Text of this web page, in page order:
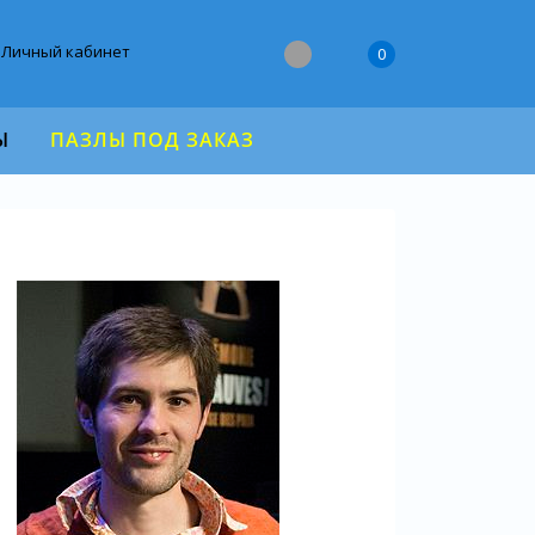
Личный кабинет 0
ПАЗЛЫ ПОД ЗАКАЗ